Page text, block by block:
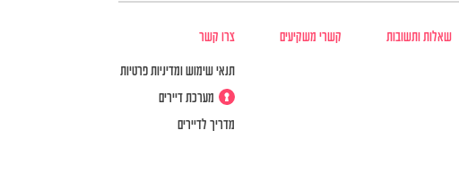
שאלות ותשובות קשרי משקיעים צרו קשר
תנאי שימוש ומדיניות פרטיות
מערכת דיירים
מדריך לדיירים